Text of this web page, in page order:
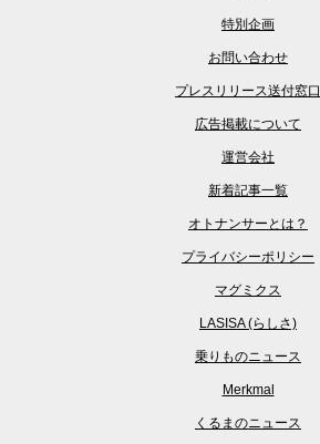
特別企画
お問い合わせ
プレスリリース送付窓口
広告掲載について
運営会社
新着記事一覧
オトナンサーとは？
プライバシーポリシー
マグミクス
LASISA (らしさ)
乗りものニュース
Merkmal
くるまのニュース